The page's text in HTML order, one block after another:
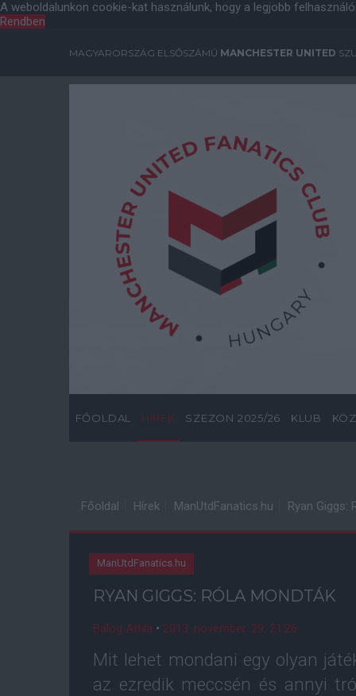
A weboldalunkon cookie-kat használunk, hogy a legjobb
Rendben
MAGYARORSZÁG ELSŐSZÁMÚ MANCHESTER UNITED
FŐOLDAL HÍREK SZEZON 2025/26 KLUB
Főoldal Hírek ManUtdFanatics.hu Ryan Giggs:
ManUtdFanatics.hu
RYAN GIGGS: RÓLA MONDTÁK
Balog Attila • 2013. november. 29. 21:26
Mit lehet mondani egy olyan
az ezredik meccsén és annyi